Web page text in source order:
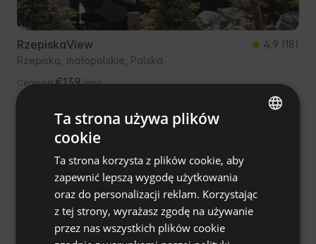
RzepiskaView 4.9 (18)
Rzepiska, małopolskie, Polska
Cena od€139/noc
Bezpłatne anulowanie
SPANISH
GERMAN
Ta strona używa plików
cookie
Ta strona korzysta z plików cookie, aby
zapewnić lepszą wygodę użytkowania
oraz do personalizacji reklam. Korzystając
z tej strony, wyrażasz zgodę na używanie
przez nas wszystkich plików cookie